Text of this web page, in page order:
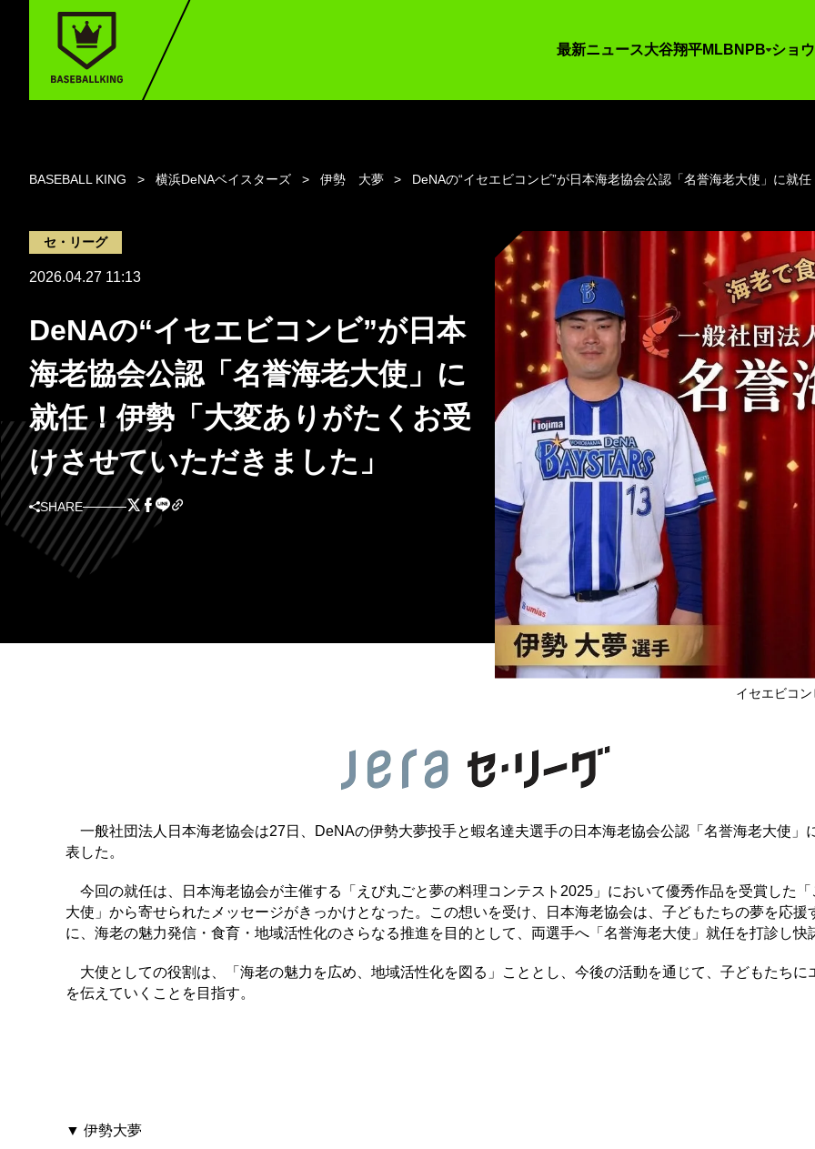
最新ニュース大谷翔平MLB NPB ショ
BASEBALL KING 横浜DeNAベイスターズ 伊勢 大夢 DeNAの“イセエビコンビ”が日本海老協会公認「名誉海老大使」に就
セ・リーグ
2026.04.27 11:13
DeNAの“イセエビコンビ”が日本
海老協会公認「名誉海老大使」に
就任！伊勢「大変ありがたくお受
けさせていただきました」
SHARE
イセエビコ
一般社団法人日本海老協会は27日、DeNAの伊勢大夢投手と蝦名達夫選手の日本海老協会公認「名誉海老大使」
表した。
今回の就任は、日本海老協会が主催する「えび丸ごと夢の料理コンテスト2025」において優秀作品を受賞した「
大使」から寄せられたメッセージがきっかけとなった。この想いを受け、日本海老協会は、子どもたちの夢を応援
に、海老の魅力発信・食育・地域活性化のさらなる推進を目的として、両選手へ「名誉海老大使」就任を打診し快
大使としての役割は、「海老の魅力を広め、地域活性化を図る」こととし、今後の活動を通じて、子どもたちに
を伝えていくことを目指す。
▼ 伊勢大夢